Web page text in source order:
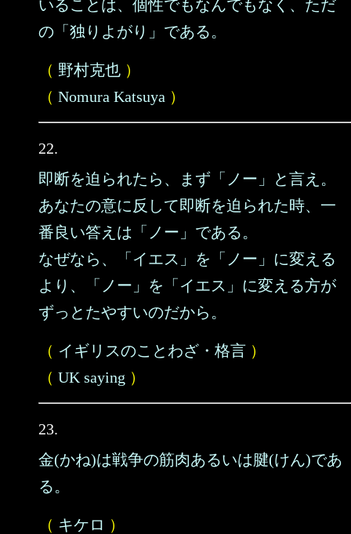
いることは、個性でもなんでもなく、ただ
の「独りよがり」である。
（ 野村克也 ）
（ Nomura Katsuya ）
22.
即断を迫られたら、まず「ノー」と言え。
あなたの意に反して即断を迫られた時、一
番良い答えは「ノー」である。
なぜなら、「イエス」を「ノー」に変える
より、「ノー」を「イエス」に変える方が
ずっとたやすいのだから。
（ イギリスのことわざ・格言 ）
（ UK saying ）
23.
金(かね)は戦争の筋肉あるいは腱(けん)であ
る。
（ キケロ ）